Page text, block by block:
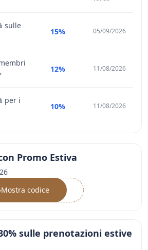
sulle
15% 05/09/2026
12% 11/08/2026
per i
10% 11/08/2026
Promo Estiva
••••••
Mostra codice
sulle prenotazioni estive